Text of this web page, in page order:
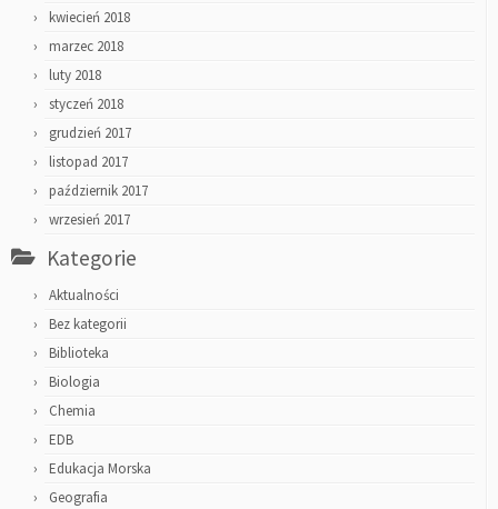
kwiecień 2018
marzec 2018
luty 2018
styczeń 2018
grudzień 2017
listopad 2017
październik 2017
wrzesień 2017
Kategorie
Aktualności
Bez kategorii
Biblioteka
Biologia
Chemia
EDB
Edukacja Morska
Geografia